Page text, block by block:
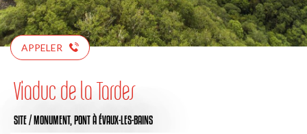
APPELER
Viaduc de la Tardes
SITE / MONUMENT, PONTÀ ÉVAUX-LES-BAINS